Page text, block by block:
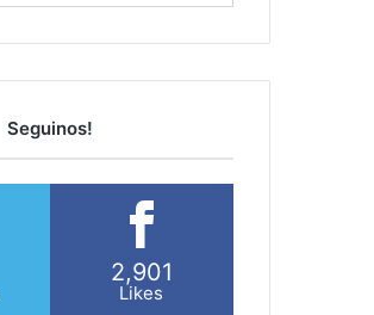
Seguinos!
2,901
Likes